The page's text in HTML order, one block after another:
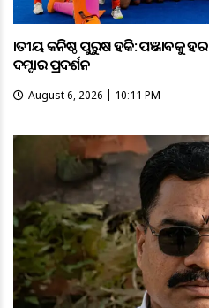
ଜାତୀୟ କନିଷ୍ଠ ପୁରୁଷ ହକି: ପଞ୍ଜାବକୁ
ଦମ୍ଦାର ପ୍ରଦର୍ଶନ
August 6, 2026 | 10:11 PM